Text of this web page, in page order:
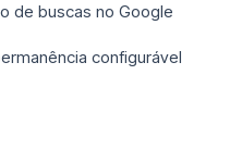
de buscas no Google
configurável